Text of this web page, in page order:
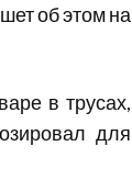
об этом на
в трусах,
для